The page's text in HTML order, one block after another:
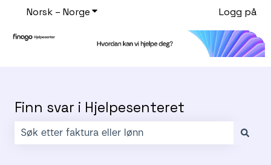
Norsk – NorgeVis undermeny for oversettelserLogg på
Finn svar i Hjelpesenteret